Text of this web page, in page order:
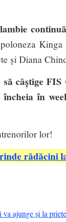
și Diana
câștige
în
lor!
rădăcini
ajunge și la